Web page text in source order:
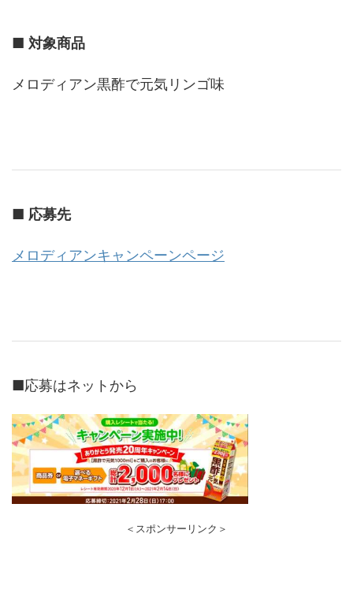
■ 対象商品
メロディアン黒酢で元気リンゴ味
■ 応募先
メロディアンキャンペーンページ
■応募はネットから
＜スポンサーリンク＞